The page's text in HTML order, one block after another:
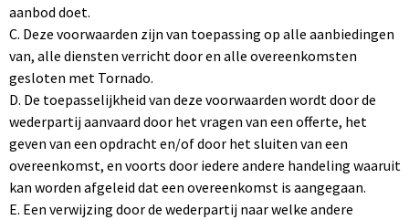
Powerbanks
Reisbenodigdheden
Reizen en Outdoor
Schrijfwaren
Sinterklaas
Sweaters
T-Shirts bedrukken
Vesten
Ondergoed, Sokken en Nachtkleding
Overhemden
Promo rugzakjes
Rugzakken
Schoudertassen
Sporttassen
Strandtassen
aanbod doet.
C. Deze voorwaarden zijn van toepassing op alle aanbiedingen
van, alle diensten verricht door en alle overeenkomsten
gesloten met Tornado.
D. De toepasselijkheid van deze voorwaarden wordt door de
wederpartij aanvaard door het vragen van een offerte, het
geven van een opdracht en/of door het sluiten van een
overeenkomst, en voorts door iedere andere handeling waaruit
kan worden afgeleid dat een overeenkomst is aangegaan.
E. Een verwijzing door de wederpartij naar welke andere